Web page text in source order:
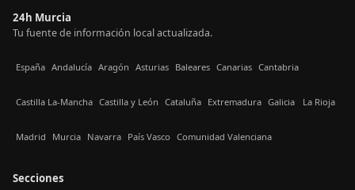
24h Murcia
Tu fuente de información local actualizada.
España Andalucía Aragón Asturias Baleares Canarias Cantabria
Castilla La-Mancha Castilla y León Cataluña Extremadura Galicia La Rioja
Madrid Murcia Navarra País Vasco Comunidad Valenciana
Secciones